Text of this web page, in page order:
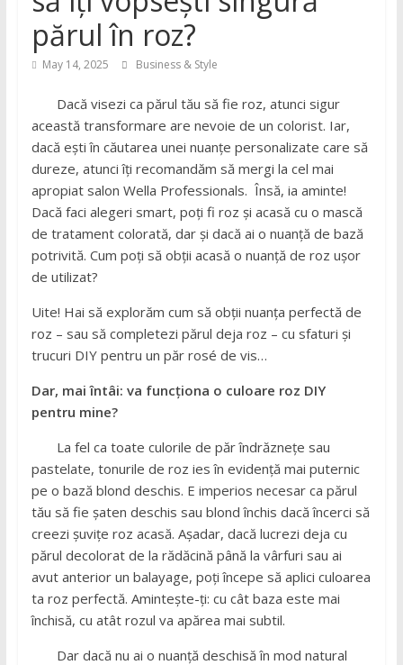
părul în roz?
May 14, 2025 Business & Style
Dacă visezi ca părul tău să fie roz, atunci sigur
această transformare are nevoie de un colorist. Iar,
dacă ești în căutarea unei nuanțe personalizate care să
dureze, atunci îți recomandăm să mergi la cel mai
apropiat salon Wella Professionals. Însă, ia aminte!
Dacă faci alegeri smart, poți fi roz și acasă cu o mască
de tratament colorată, dar și dacă ai o nuanță de bază
potrivită. Cum poți să obții acasă o nuanță de roz ușor
de utilizat?
Uite! Hai să explorăm cum să obții nuanța perfectă de
roz – sau să completezi părul deja roz – cu sfaturi și
trucuri DIY pentru un păr rosé de vis…
Dar, mai întâi: va funcționa o culoare roz DIY
pentru mine?
La fel ca toate culorile de păr îndrăznețe sau
pastelate, tonurile de roz ies în evidență mai puternic
pe o bază blond deschis. E imperios necesar ca părul
tău să fie șaten deschis sau blond închis dacă încerci să
creezi șuvițe roz acasă. Așadar, dacă lucrezi deja cu
părul decolorat de la rădăcină până la vârfuri sau ai
avut anterior un balayage, poți începe să aplici culoarea
ta roz perfectă. Amintește-ți: cu cât baza este mai
închisă, cu atât rozul va apărea mai subtil.
Dar dacă nu ai o nuanță deschisă în mod natural